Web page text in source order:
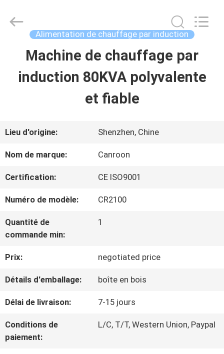
APERÇU
A
PROPOS
DE
NOUS
VISITE
D'USINE
CONTRÔLE
DE
LA
Electrical
Reserved.
Alimentation de chauffage par induction
Machine de chauffage par
induction 80KVA polyvalente
et fiable
Lieu d'origine: Shenzhen, Chine
Nom de marque: Canroon
Certification: CE ISO9001
Numéro de modèle: CR2100
Quantité de
commande min:
1
Prix: negotiated price
Détails d'emballage: boîte en bois
Délai de livraison: 7-15 jours
Conditions de
paiement:
L/C, T/T, Western Union, Paypal